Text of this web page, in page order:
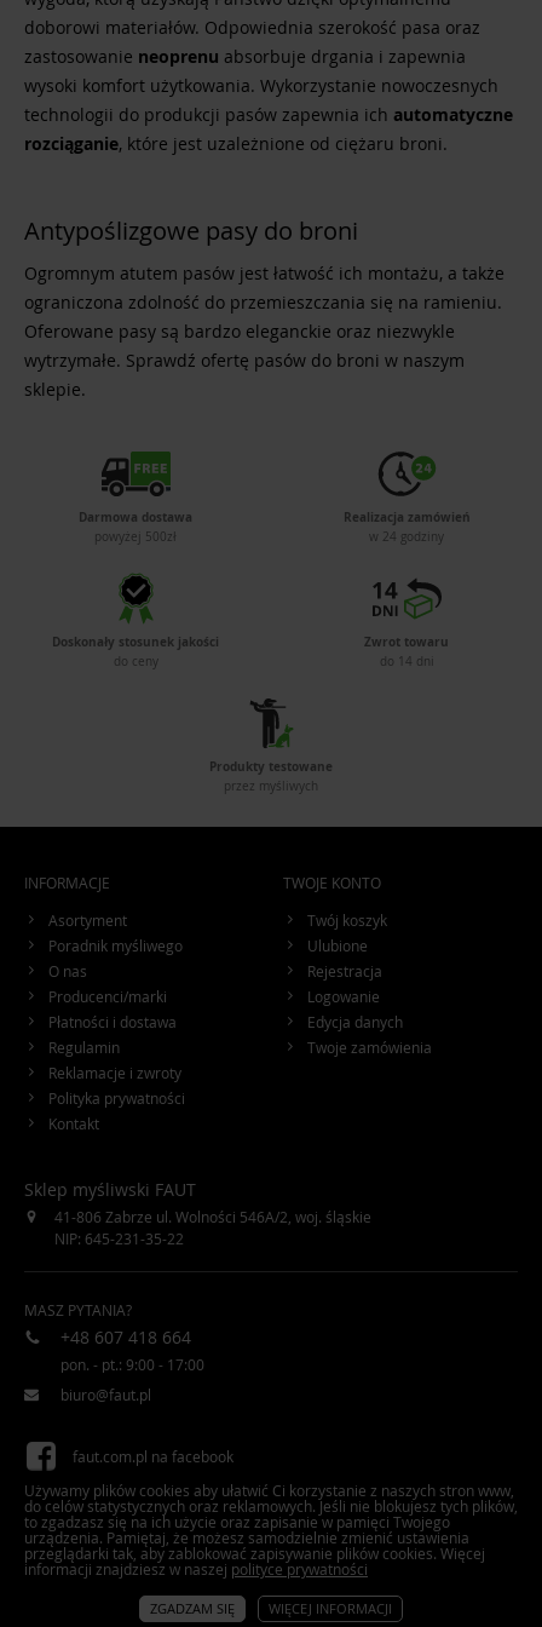
doborowi materiałów. Odpowiednia szerokość pasa oraz
zastosowanie neoprenu absorbuje drgania i zapewnia
wysoki komfort użytkowania. Wykorzystanie nowoczesnych
technologii do produkcji pasów zapewnia ich automatyczne
rozciąganie, które jest uzależnione od ciężaru broni.
Antypoślizgowe pasy do broni
Ogromnym atutem pasów jest łatwość ich montażu, a także
ograniczona zdolność do przemieszczania się na ramieniu.
Oferowane pasy są bardzo eleganckie oraz niezwykle
wytrzymałe. Sprawdź ofertę pasów do broni w naszym
sklepie.
Darmowa dostawa
powyżej 500zł
Realizacja zamówień
w 24 godziny
Doskonały stosunek jakości
do ceny
Zwrot towaru
do 14 dni
Produkty testowane
przez myśliwych
INFORMACJE
Asortyment
Poradnik myśliwego
O nas
Producenci/marki
Płatności i dostawa
Regulamin
Reklamacje i zwroty
Polityka prywatności
Kontakt
TWOJE KONTO
Twój koszyk
Ulubione
Rejestracja
Logowanie
Edycja danych
Twoje zamówienia
Sklep myśliwski FAUT
41-806 Zabrze ul. Wolności 546A/2 woj. śląskie
NIP: 645-231-35-22
MASZ PYTANIA?
+48 607 418 664
pon. - pt.: 9:00 - 17:00
biuro@faut.pl
faut.com.pl na facebook
faut.com.pl na Twitter
Copyrights © 2026 faut.com.pl. Wszelkie prawa zastrzeżone.
Używamy plików cookies aby ułatwić Ci korzystanie z naszych stron www,
do celów statystycznych oraz reklamowych. Jeśli nie blokujesz tych plików,
to zgadzasz się na ich użycie oraz zapisanie w pamięci Twojego
urządzenia. Pamiętaj, że możesz samodzielnie zmienić ustawienia
przeglądarki tak, aby zablokować zapisywanie plików cookies. Więcej
informacji znajdziesz w naszej polityce prywatności
ZGADZAM SIĘ WIĘCEJ INFORMACJI